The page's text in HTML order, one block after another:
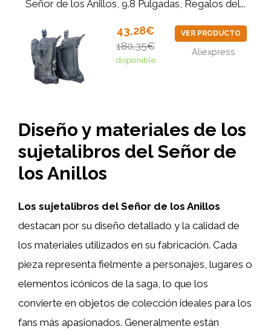
Señor de los Anillos, 9.8 Pulgadas, Regalos del...
43,28€
180,35€
disponible
VER PRODUCTO
Aliexpress
Diseño y materiales de los
sujetalibros del Señor de
los Anillos
Los sujetalibros del Señor de los Anillos
destacan por su diseño detallado y la calidad de
los materiales utilizados en su fabricación. Cada
pieza representa fielmente a personajes, lugares o
elementos icónicos de la saga, lo que los
convierte en objetos de colección ideales para los
fans más apasionados. Generalmente están